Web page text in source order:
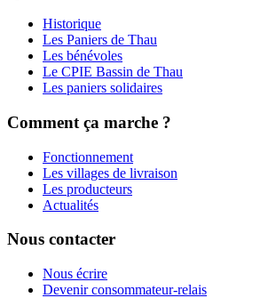
Historique
Les Paniers de Thau
Les bénévoles
Le CPIE Bassin de Thau
Les paniers solidaires
Comment ça marche ?
Fonctionnement
Les villages de livraison
Les producteurs
Actualités
Nous contacter
Nous écrire
Devenir consommateur-relais